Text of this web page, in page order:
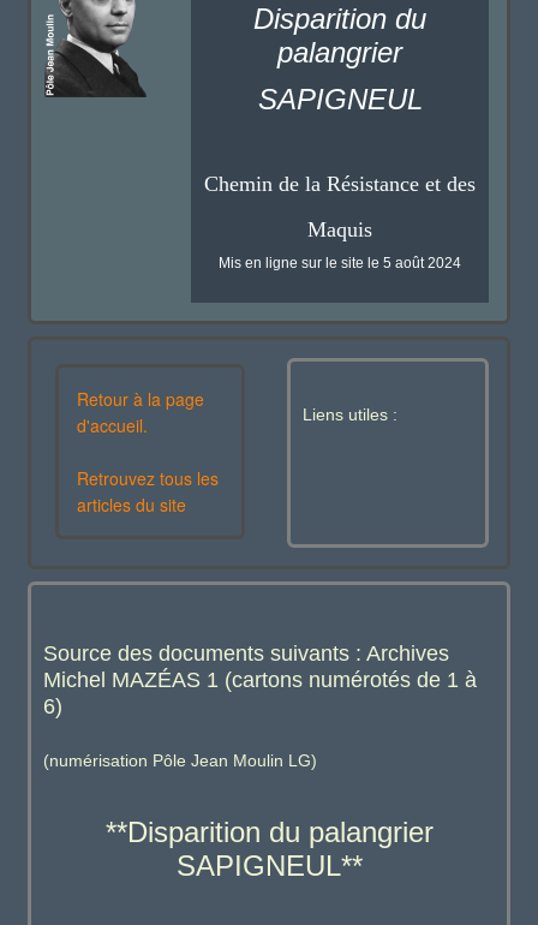
Disparition du
palangrier
SAPIGNEUL
Chemin de la Résistance et des
Maquis
Mis en ligne sur le site le 5 août 2024
Retour à la page
d'accueil.
Retrouvez tous les
articles du site
Liens utiles :
Source des documents suivants : Archives
Michel MAZÉAS 1 (cartons numérotés de 1 à
6)
(numérisation Pôle Jean Moulin LG)
**Disparition du palangrier
SAPIGNEUL**